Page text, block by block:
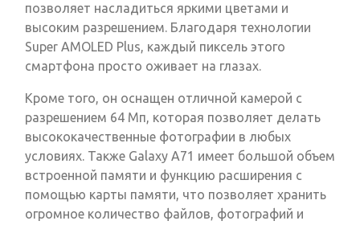
позволяет насладиться яркими цветами и
высоким разрешением. Благодаря технологии
Super AMOLED Plus, каждый пиксель этого
смартфона просто оживает на глазах.
Кроме того, он оснащен отличной камерой с
разрешением 64 Мп, которая позволяет делать
высококачественные фотографии в любых
условиях. Также Galaxy A71 имеет большой объем
встроенной памяти и функцию расширения с
помощью карты памяти, что позволяет хранить
огромное количество файлов, фотографий и